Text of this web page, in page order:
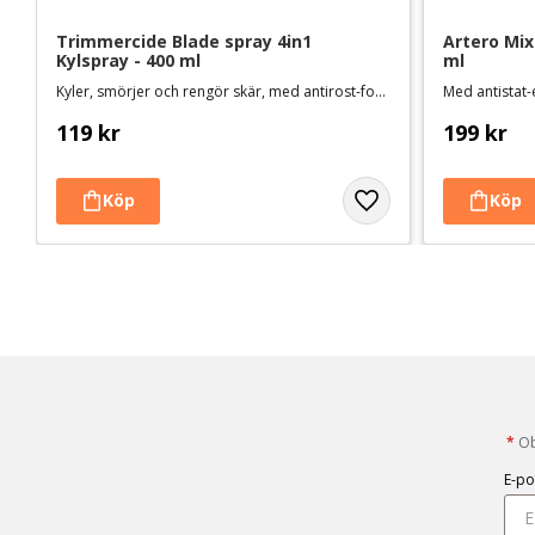
Trimmercide Blade spray 4in1
Kylspray - 400 ml
Kyler, smörjer och rengör skär, med antirost-formula. Svensktillverkad
119 kr
Artero
ml
199 kr
*
E-